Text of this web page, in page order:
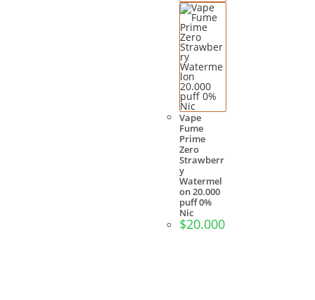
Vape
Fume
Prime
Zero
Strawberr
y
Watermel
on 20.000
puff 0%
Nic
$20.000